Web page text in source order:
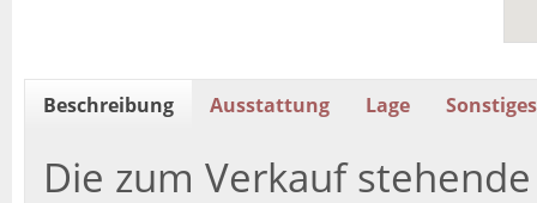
Beschreibung Ausstattung Lage Sonstiges
Die zum Verkauf